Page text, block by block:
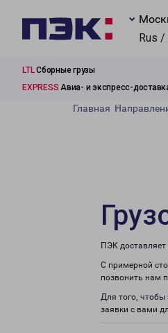
Rus /
LTLСборные грузы
EXPRESS Авиа- и экспресс-
Главная
ПЭК
С примерной
позвонить нам
Для того, чтобы
заявки с вами